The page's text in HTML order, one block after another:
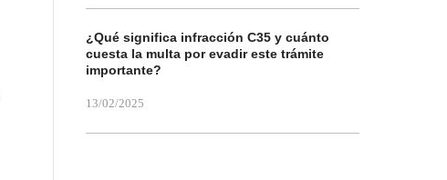
¿Qué significa infracción C35 y cuánto
cuesta la multa por evadir este trámite
importante?
13/02/2025